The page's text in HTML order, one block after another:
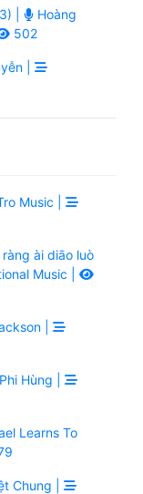
|
Hoàng
502
|
Music |
ài diāo luò
Music |
|
Hùng |
Learns To
Chung |